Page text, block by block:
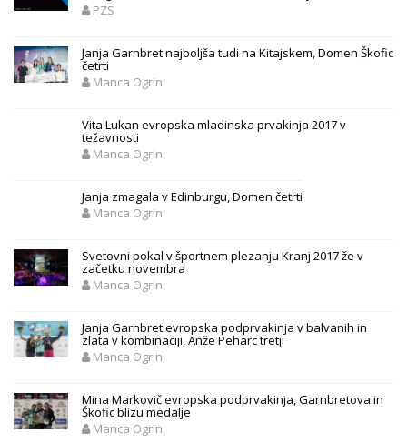
PZS
Janja Garnbret najboljša tudi na Kitajskem, Domen Škofic
četrti
Manca Ogrin
Vita Lukan evropska mladinska prvakinja 2017 v
težavnosti
Manca Ogrin
Janja zmagala v Edinburgu, Domen četrti
Manca Ogrin
Svetovni pokal v športnem plezanju Kranj 2017 že v
začetku novembra
Manca Ogrin
Janja Garnbret evropska podprvakinja v balvanih in
zlata v kombinaciji, Anže Peharc tretji
Manca Ogrin
Mina Markovič evropska podprvakinja, Garnbretova in
Škofic blizu medalje
Manca Ogrin